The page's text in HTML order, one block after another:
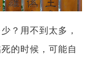
？用不到太多，
的时候，可能自